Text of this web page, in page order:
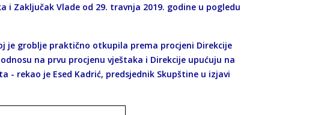
Zaključak Vlade od 29. travnja 2019. godine u pogledu
je groblje praktično otkupila prema procjeni Direkcije
na prvu procjenu vještaka i Direkcije upućuju na
rekao je Esed Kadrić, predsjednik Skupštine u izjavi